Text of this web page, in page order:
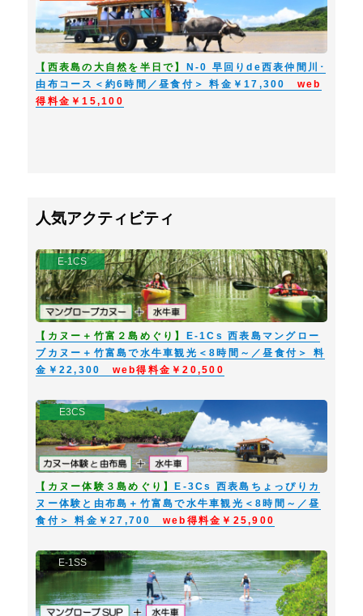
【西表島の大自然を半日で】
N-0 早回りde西表仲間川･
由布コース＜約6時間／昼食付＞ 料金￥17,300 web
得料金￥15,100
人気アクティビティ
E-1CS
【カヌー＋竹富２島めぐり】 E-1Cs 西表島マングロー
ブカヌー＋竹富島で水牛車観光＜8時間～／昼食付＞ 料
金￥22,300 web得料金￥20,500
E3CS
【カヌー体験３島めぐり】E-3Cs 西表島ちょっぴりカ
ヌー体験と由布島＋竹富島で水牛車観光＜8時間～／昼
食付＞ 料金￥27,700 web得料金￥25,900
E-1SS